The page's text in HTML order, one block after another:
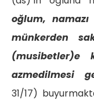
oğlum,
münkerden
(musibetler)e
azmedilmesi
31/17)